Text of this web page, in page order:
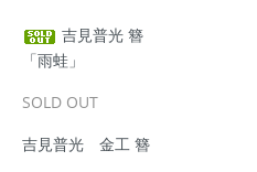
吉見普光 簪
「雨蛙」
SOLD OUT
吉見普光 金工 簪